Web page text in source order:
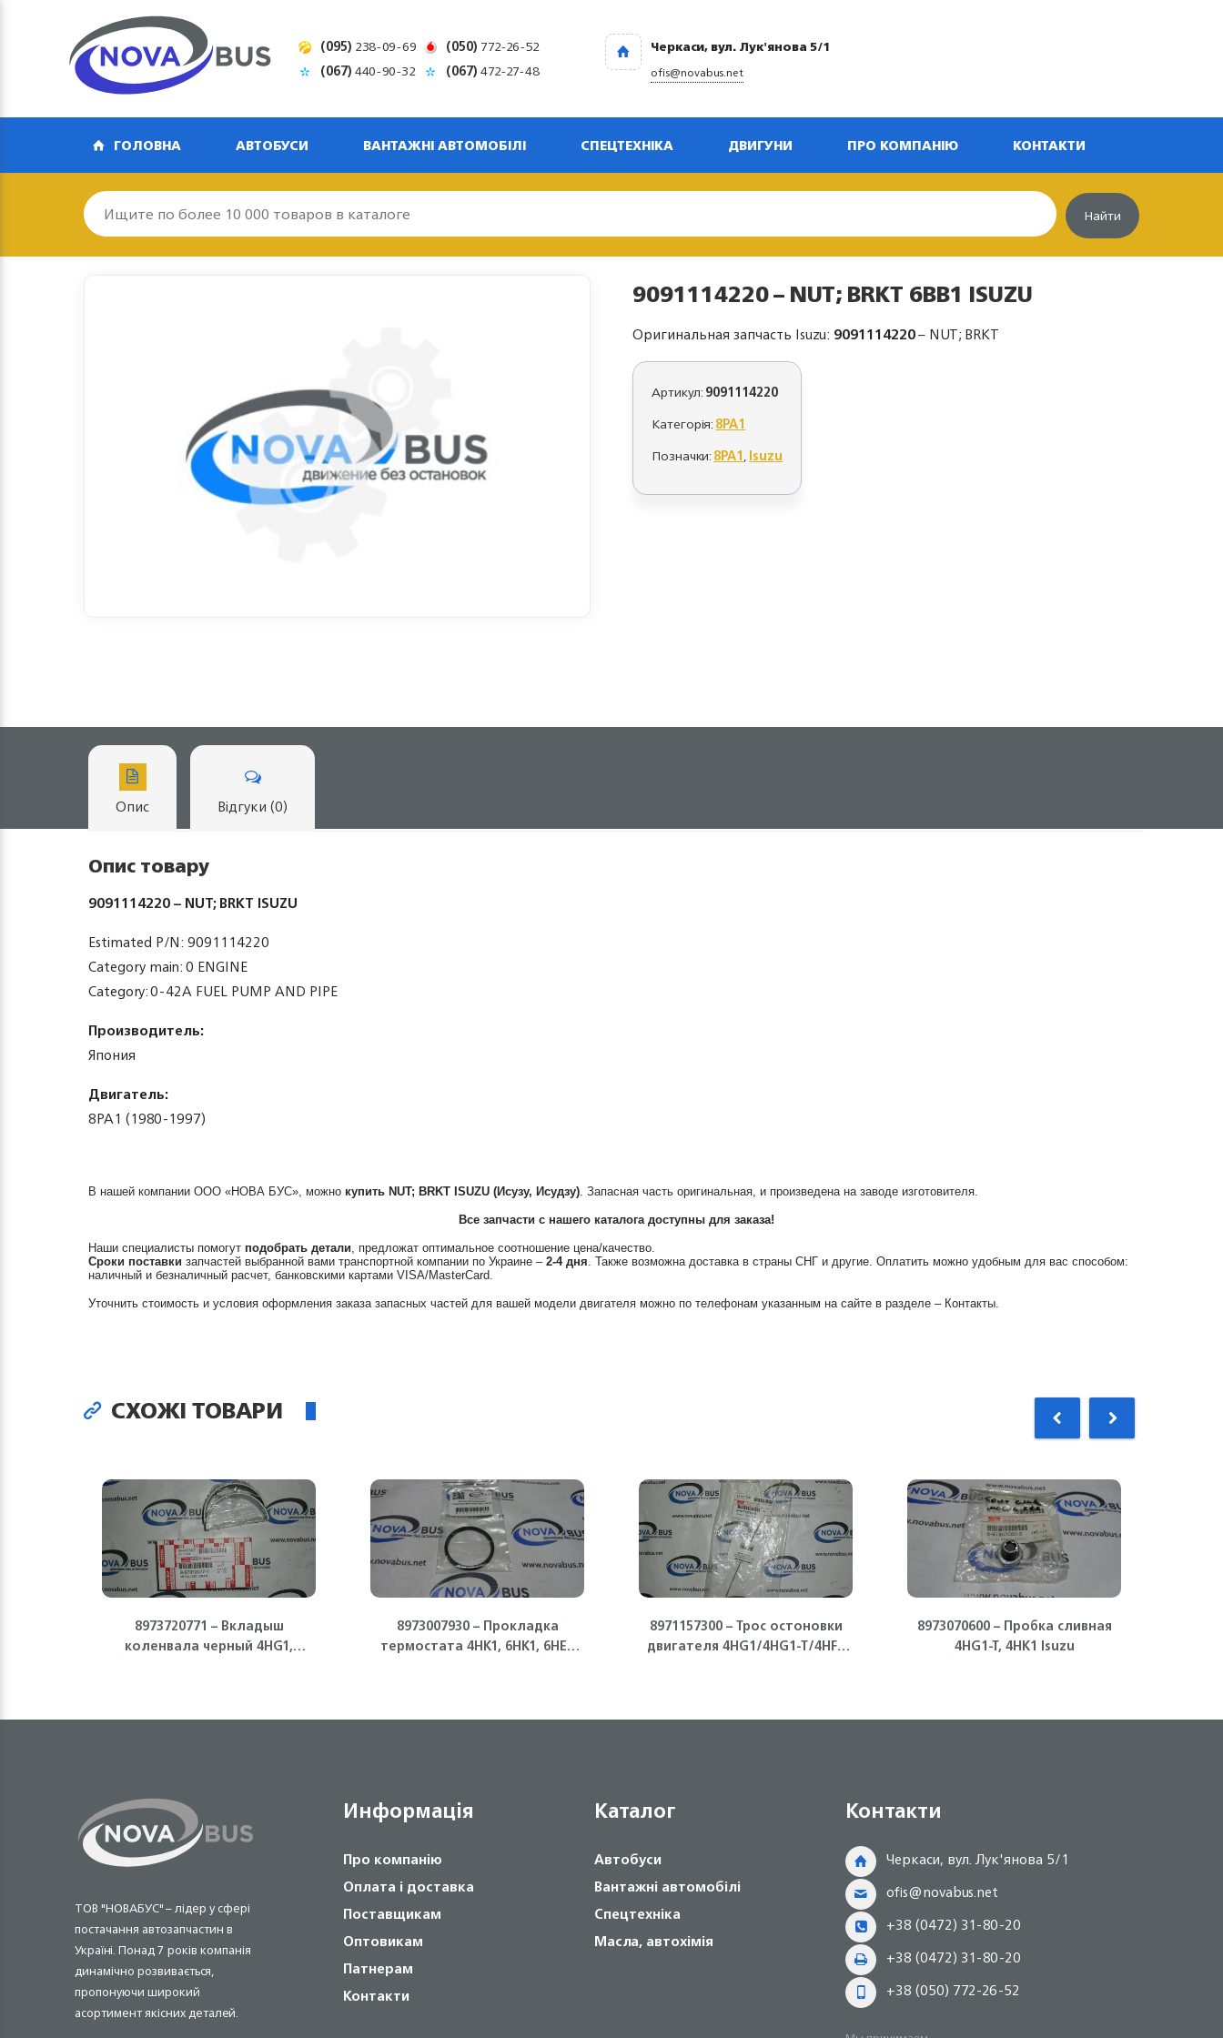
(095) 238-09-69 (050) 772-26-52
(067)440-90-32 (067)472-27-48
Черкаси, вул. Лук'янова 5/1
ofis@novabus.net
ГОЛОВНА АВТОБУСИ ВАНТАЖНІ АВТОМОБІЛІ СПЕЦТЕХНІКА ДВИГУНИ ПРО КОМПАНІЮ КОНТАКТИ
Найти
9091114220 – NUT; BRKT 6BB1 ISUZU
Оригинальная запчасть Isuzu: 9091114220– NUT; BRKT
Артикул:9091114220
Категорія:8PA1
Позначки:8PA1,Isuzu
Опис Відгуки (0)
Опис товару
9091114220 – NUT; BRKT ISUZU
Estimated P/N: 9091114220
Category main: 0 ENGINE
Category: 0-42A FUEL PUMP AND PIPE
Производитель:
Япония
Двигатель:
8PA1 (1980-1997)
В нашей компании ООО «НОВА БУС», можно купить NUT; BRKT ISUZU (Исузу, Исудзу). Запасная часть оригинальная, и произведена на заводе изготовителя.
Все запчасти с нашего каталога доступны для заказа!
Наши специалисты помогут подобрать детали, предложат оптимальное соотношение цена/качество.
Сроки поставки запчастей выбранной вами транспортной компании по Украине – 2-4 дня. Также возможна доставка в страны СНГ и другие. Оплатить можно удобным для вас способом:
наличный и безналичный расчет, банковскими картами VISA/MasterCard.
Уточнить стоимость и условия оформления заказа запасных частей для вашей модели двигателя можно по телефонам указанным на сайте в разделе – Контакты.
СХОЖІ ТОВАРИ
8973720771 – Вкладыш
коленвала черный 4HG1,
8973007930 – Прокладка
термостата 4HK1, 6HK1, 6HE1
8971157300 – Трос остоновки
двигателя 4HG1/4HG1-T/4HF1
8973070600 – Пробка сливная
4HG1-T, 4HK1 Isuzu
ТОВ "НОВАБУС" – лідер у сфері
постачання автозапчастин в
Україні. Понад 7 років компанія
динамічно розвивається,
пропонуючи широкий
асортимент якісних деталей.
Информація
Про компанію
Оплата і доставка
Поставщикам
Оптовикам
Патнерам
Контакти
Каталог
Автобуси
Вантажні автомобілі
Спецтехніка
Масла, автохімія
Контакти
Черкаси, вул. Лук'янова 5/1
ofis@novabus.net
+38 (0472) 31-80-20
+38 (0472) 31-80-20
+38 (050) 772-26-52